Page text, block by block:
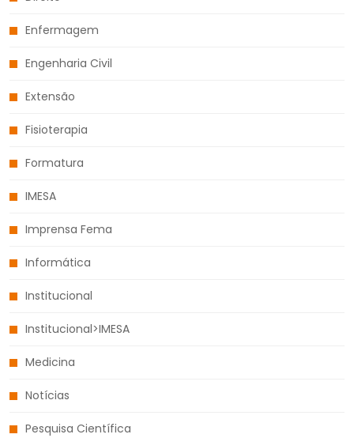
Enfermagem
Engenharia Civil
Extensão
Fisioterapia
Formatura
IMESA
Imprensa Fema
Informática
Institucional
Institucional>IMESA
Medicina
Notícias
Pesquisa Científica